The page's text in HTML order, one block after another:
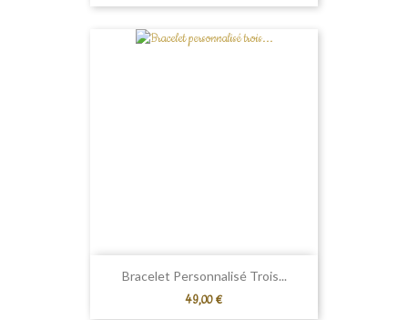
Bracelet Personnalisé Trois...
Prix
49,00 €